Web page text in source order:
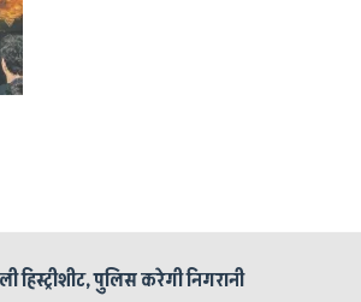
पुलिस करेगी निगरानी